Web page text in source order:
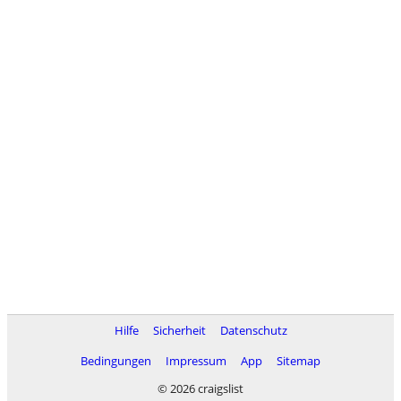
Hilfe Sicherheit
Datenschutz
Bedingungen
Impressum App
Sitemap
© 2026 craigslist